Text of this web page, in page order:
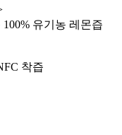
유기농 레몬즙
착즙